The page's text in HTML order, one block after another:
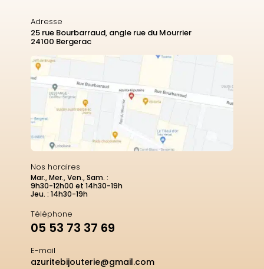
Adresse
25 rue Bourbarraud, angle rue du Mourrier
24100 Bergerac
Nos horaires
Mar., Mer., Ven., Sam. :
9h30-12h00 et 14h30-19h
Jeu. : 14h30-19h
Téléphone
05 53 73 37 69
E-mail
azuritebijouterie@gmail.com